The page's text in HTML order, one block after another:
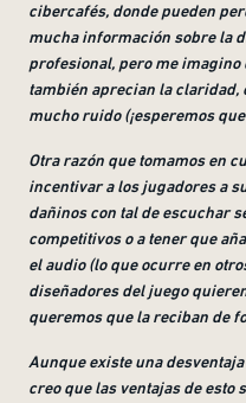
cibercafés, donde pueden
mucha información sobre la
profesional, pero me
también aprecian la claridad,
mucho ruido (¡esperemos
Otra razón que tomamos en
incentivar a los jugadores a
dañinos con tal de escuchar
competitivos o a tener que
el audio (lo que ocurre en
diseñadores del juego
queremos que la reciban de
Aunque existe una
creo que las ventajas de esto